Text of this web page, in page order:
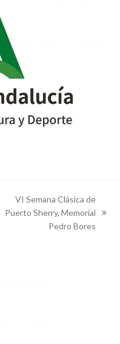
next
VI Semana Clásica de
Puerto Sherry, Memorial
Pedro Bores